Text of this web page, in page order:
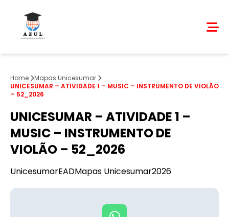
Home
Mapas Unicesumar
UNICESUMAR – ATIVIDADE 1 – MUSIC – INSTRUMENTO DE VIOLÃO
– 52_2026
UNICESUMAR – ATIVIDADE 1 –
MUSIC – INSTRUMENTO DE
VIOLÃO – 52_2026
UnicesumarEADMapas Unicesumar2026